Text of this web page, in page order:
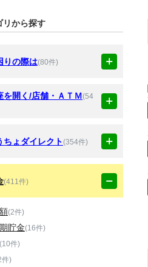
リから探す
りの際は(80件)
を開く/店舗・ＡＴＭ(54
ちょダイレクト(354件)
(411件)
(2件)
貯金(16件)
(10件)
件)